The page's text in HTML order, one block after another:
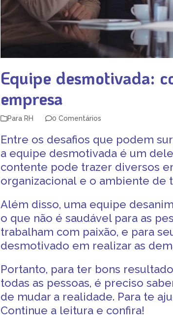
Equipe desmotivada:
empresa
Para RH 0 Comentários
Entre os desafios que podem
a equipe desmotivada é um
contente pode trazer diversos
organizacional e o ambiente de
Além disso, uma equipe
o que não é saudável para as
trabalham com paixão, e para
desmotivado em realizar as
Portanto, para ter bons
todas as pessoas, é preciso
de mudar a realidade. Para te
Continue a leitura e confira!